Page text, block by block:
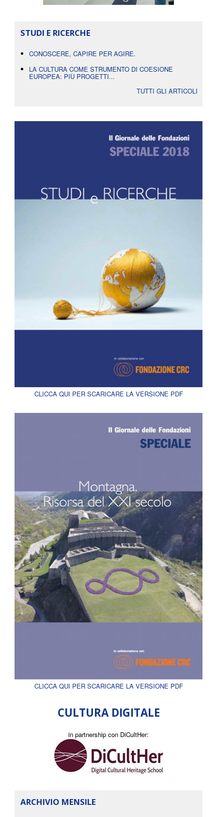
STUDI E RICERCHE
CONOSCERE, CAPIRE PER AGIRE.
LA CULTURA COME STRUMENTO DI COESIONE
EUROPEA: PIÙ PROGETTI...
TUTTI GLI ARTICOLI
CLICCA QUI PER SCARICARE LA VERSIONE PDF
CLICCA QUI PER SCARICARE LA VERSIONE PDF
CULTURA DIGITALE
in partnership con DiCultHer:
ARCHIVIO MENSILE